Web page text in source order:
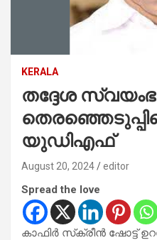
KERALA
തദ്ദേശ
യുഡിഎഫ്
August 20, 2024 editor
Spread the love
കാഫിര്‍ സ്‌ക്രീന്‍ ഷോട്ട്